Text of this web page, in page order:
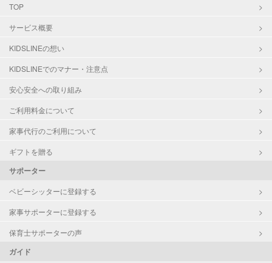
TOP
サービス概要
KIDSLINEの想い
KIDSLINEでのマナー・注意点
安心安全への取り組み
ご利用料金について
家事代行のご利用について
ギフトを贈る
サポーター
ベビーシッターに登録する
家事サポーターに登録する
保育士サポーターの声
ガイド